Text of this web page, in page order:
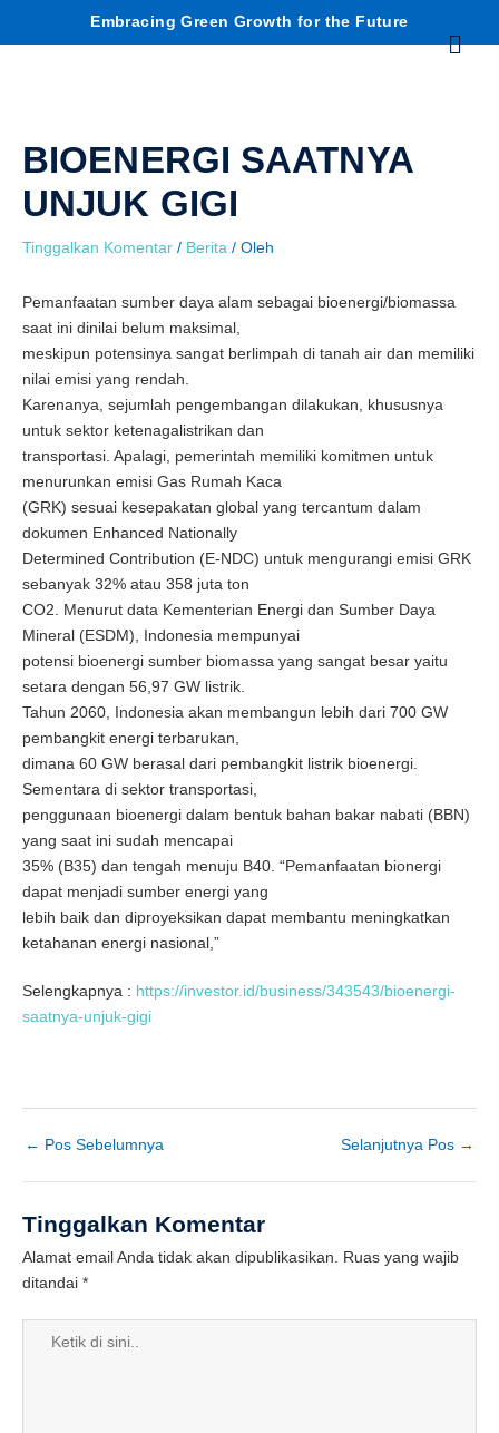
Embracing Green Growth for the Future
Menu
BIOENERGI SAATNYA
UNJUK GIGI
Tinggalkan Komentar / Berita / Oleh
Pemanfaatan sumber daya alam sebagai bioenergi/biomassa
saat ini dinilai belum maksimal,
meskipun potensinya sangat berlimpah di tanah air dan memiliki
nilai emisi yang rendah.
Karenanya, sejumlah pengembangan dilakukan, khususnya
untuk sektor ketenagalistrikan dan
transportasi. Apalagi, pemerintah memiliki komitmen untuk
menurunkan emisi Gas Rumah Kaca
(GRK) sesuai kesepakatan global yang tercantum dalam
dokumen Enhanced Nationally
Determined Contribution (E-NDC) untuk mengurangi emisi GRK
sebanyak 32% atau 358 juta ton
CO2. Menurut data Kementerian Energi dan Sumber Daya
Mineral (ESDM), Indonesia mempunyai
potensi bioenergi sumber biomassa yang sangat besar yaitu
setara dengan 56,97 GW listrik.
Tahun 2060, Indonesia akan membangun lebih dari 700 GW
pembangkit energi terbarukan,
dimana 60 GW berasal dari pembangkit listrik bioenergi.
Sementara di sektor transportasi,
penggunaan bioenergi dalam bentuk bahan bakar nabati (BBN)
yang saat ini sudah mencapai
35% (B35) dan tengah menuju B40. “Pemanfaatan bionergi
dapat menjadi sumber energi yang
lebih baik dan diproyeksikan dapat membantu meningkatkan
ketahanan energi nasional,”
Selengkapnya : https://investor.id/business/343543/bioenergi-
saatnya-unjuk-gigi
← Pos Sebelumnya Selanjutnya Pos →
Tinggalkan Komentar
Alamat email Anda tidak akan dipublikasikan.
Ruas yang wajib
ditandai *
Ketik